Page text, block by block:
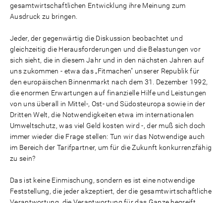
gesamtwirtschaftlichen Entwicklung ihre Meinung zum
Ausdruck zu bringen.
Jeder, der gegenwärtig die Diskussion beobachtet und
gleichzeitig die Herausforderungen und die Belastungen vor
sich sieht, die in diesem Jahr und in den nächsten Jahren auf
uns zukommen - etwa das „Fitmachen" unserer Republik für
den europäischen Binnenmarkt nach dem 31. Dezember 1992,
die enormen Erwartungen auf finanzielle Hilfe und Leistungen
von uns überall in Mittel-, Ost- und Südosteuropa sowie in der
Dritten Welt, die Notwendigkeiten etwa im internationalen
Umweltschutz, was viel Geld kosten wird -, der muß sich doch
immer wieder die Frage stellen: Tun wir das Notwendige auch
im Bereich der Tarifpartner, um für die Zukunft konkurrenzfähig
zu sein?
Das ist keine Einmischung, sondern es ist eine notwendige
Feststellung, die jeder akzeptiert, der die gesamtwirtschaftliche